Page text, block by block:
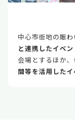
中心市街地の賑わ
と連携したイベン
会場とするほか
間等を活用したイ